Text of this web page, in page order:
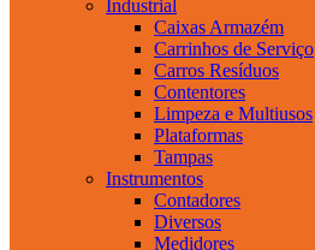
Industrial
Caixas Armazém
Carrinhos de Serviço
Carros Resíduos
Contentores
Limpeza e Multiusos
Plataformas
Tampas
Instrumentos
Contadores
Diversos
Medidores